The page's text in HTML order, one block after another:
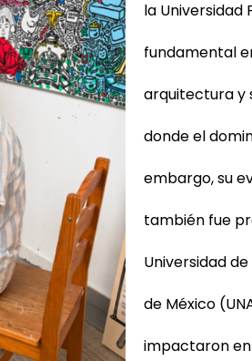
la Universidad
fundamental
arquitectura y
donde el
embargo, su
también fue
Universidad
de México
impactaron